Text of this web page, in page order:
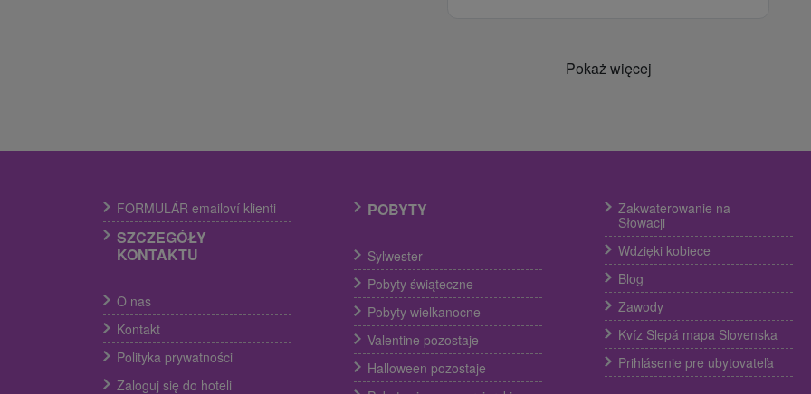
Pokaż więcej
FORMULÁR emailoví klienti
SZCZEGÓŁY
KONTAKTU
O nas
Kontakt
Polityka prywatności
Zaloguj się do hoteli
POBYTY
Sylwester
Pobyty świąteczne
Pobyty wielkanocne
Valentine pozostaje
Halloween pozostaje
Zakwaterowanie na
Słowacji
Wdzięki kobiece
Blog
Zawody
Kvíz Slepá mapa Slovenska
Prihlásenie pre ubytovateľa